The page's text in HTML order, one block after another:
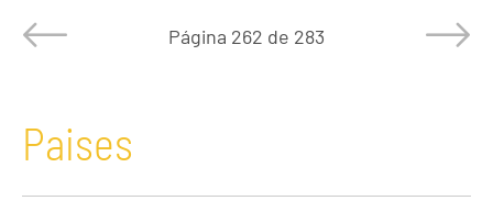
Página 262 de 283
Paises